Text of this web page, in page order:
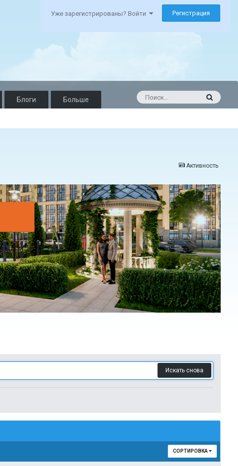
Уже зарегистрированы? Войти Регистрация
Блоги Больше
Активность
Искать снова
СОРТИРОВКА